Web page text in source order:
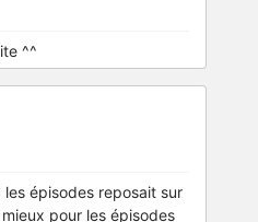
^^
épisodes reposait sur
pour les épisodes